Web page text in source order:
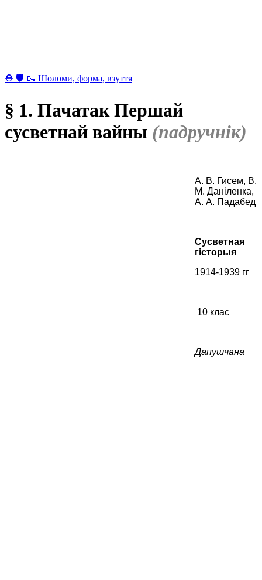
⛑ 🛡 🥾 Шоломи, форма, взуття
§ 1. Пачатак Першай
сусветнай вайны (падручнік)
А. В. Гисем, В.
М. Даніленка,
А. А. Падабед
Сусветная
гісторыя
1914-1939 гг
10 клас
Дапушчана